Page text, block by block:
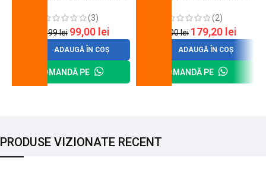
(3)
120,99lei 99,00 lei
ADAUGĂ ÎN COȘ
COMANDĂ PE
(2)
200,00lei 179,20 lei
ADAUGĂ ÎN COȘ
COMANDĂ PE
PRODUSE VIZIONATE RECENT